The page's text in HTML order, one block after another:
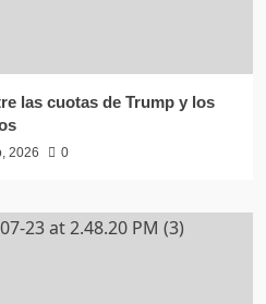
las cuotas de Trump y los
2026 0